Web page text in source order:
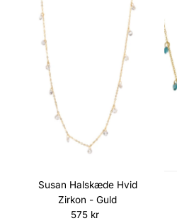
Susan Halskæde Hvid
Zirkon - Guld
Normalpris
575 kr